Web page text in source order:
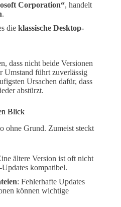
Corporation“, handelt
.
die klassische Desktop-
dass nicht beide Versionen
Umstand führt zuverlässig
Ursachen dafür, dass
abstürzt.
Blick
ohne Grund. Zumeist steckt
ältere Version ist oft nicht
kompatibel.
: Fehlerhafte Updates
können wichtige